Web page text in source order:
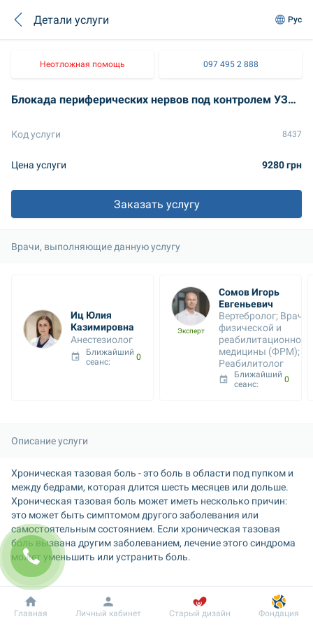
Детали услуги Рус
Неотложная помощь 097 495 2 888
Блокада периферических нервов под контролем УЗИ при хроническом болевом синдроме малого таза
Код услуги 8437
Цена услуги 9280 грн
Заказать услугу
Врачи, выполняющие данную услугу
Иц Юлия
Казимировна
Анестезиолог
Ближайший
сеанс:
Эксперт
Сомов Игорь
Евгеньевич
Вертебролог; Врач
физической и
реабилитационной
медицины (ФРМ);
Реабилитолог
Ближайший
сеанс:
Описание услуги
Хроническая тазовая боль - это боль в области под пупком и
между бедрами, которая длится шесть месяцев или дольше.
Хроническая тазовая боль может иметь несколько причин:
это может быть симптомом другого заболевания или
самостоятельным состоянием. Если хроническая тазовая
боль вызвана другим заболеванием, лечение этого синдрома
может уменьшить или устранить боль.
Добробут Информация Пациенту
Главная Личный кабинет Старый дизайн Фондация